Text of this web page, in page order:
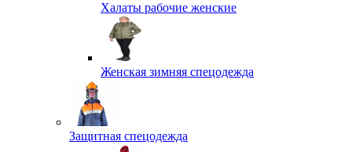
Халаты рабочие женские
Женская зимняя спецодежда
Защитная спецодежда